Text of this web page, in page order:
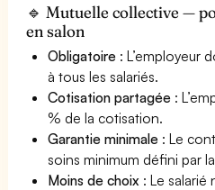
🔹 Mutuelle collective —
en salon
Obligatoire : L’employeur
à tous les salariés.
Cotisation partagée :
% de la cotisation.
Garantie minimale : Le
soins minimum défini par
Moins de choix : Le